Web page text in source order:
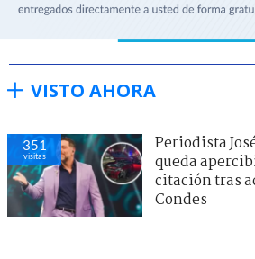
VISTO AHORA
351
visitas
Periodista
queda
citación tras
Condes